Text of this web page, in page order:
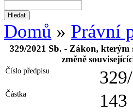
Domů » Právní
329/2021 Sb. - Zákon, kterým
změně
Číslo předpisu
Částka 143